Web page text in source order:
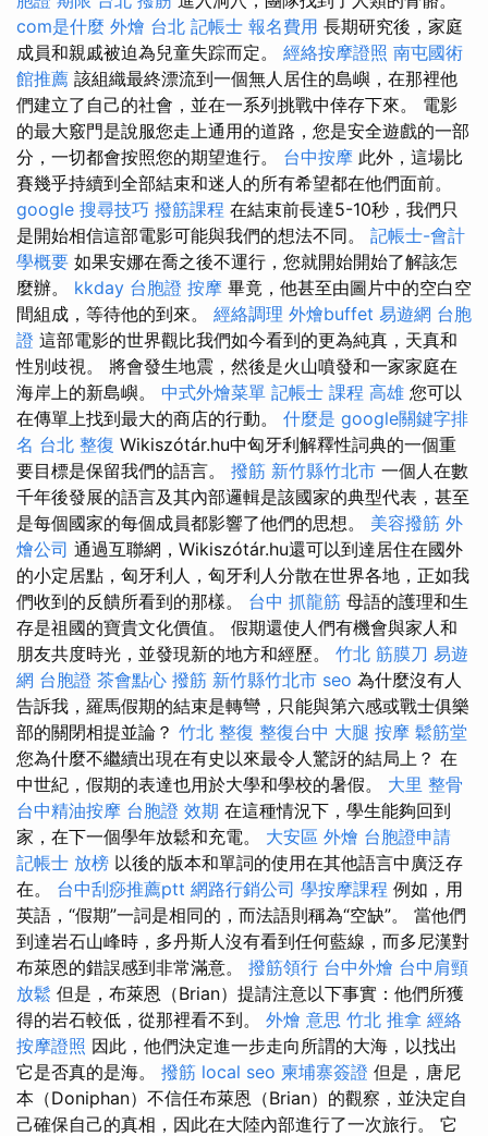
com是什麼 外燴 台北 記帳士 報名費用 長期研究後，家庭
成員和親戚被迫為兒童失踪而定。 經絡按摩證照 南屯國術
館推薦 該組織最終漂流到一個無人居住的島嶼，在那裡他
們建立了自己的社會，並在一系列挑戰中倖存下來。 電影
的最大竅門是說服您走上通用的道路，您是安全遊戲的一部
分，一切都會按照您的期望進行。 台中按摩 此外，這場比
賽幾乎持續到全部結束和迷人的所有希望都在他們面前。
google 搜尋技巧 撥筋課程 在結束前長達5-10秒，我們只
是開始相信這部電影可能與我們的想法不同。 記帳士-會計
學概要 如果安娜在喬之後不運行，您就開始開始了解該怎
麼辦。 kkday 台胞證 按摩 畢竟，他甚至由圖片中的空白空
間組成，等待他的到來。 經絡調理 外燴buffet 易遊網 台胞
證 這部電影的世界觀比我們如今看到的更為純真，天真和
性別歧視。 將會發生地震，然後是火山噴發和一家家庭在
海岸上的新島嶼。 中式外燴菜單 記帳士 課程 高雄 您可以
在傳單上找到最大的商店的行動。 什麼是 google關鍵字排
名 台北 整復 Wikiszótár.hu中匈牙利解釋性詞典的一個重
要目標是保留我們的語言。 撥筋 新竹縣竹北市 一個人在數
千年後發展的語言及其內部邏輯是該國家的典型代表，甚至
是每個國家的每個成員都影響了他們的思想。 美容撥筋 外
燴公司 通過互聯網，Wikiszótár.hu還可以到達居住在國外
的小定居點，匈牙利人，匈牙利人分散在世界各地，正如我
們收到的反饋所看到的那樣。 台中 抓龍筋 母語的護理和生
存是祖國的寶貴文化價值。 假期還使人們有機會與家人和
朋友共度時光，並發現新的地方和經歷。 竹北 筋膜刀 易遊
網 台胞證 茶會點心 撥筋 新竹縣竹北市 seo 為什麼沒有人
告訴我，羅馬假期的結束是轉彎，只能與第六感或戰士俱樂
部的關閉相提並論？ 竹北 整復 整復台中 大腿 按摩 鬆筋堂
您為什麼不繼續出現在有史以來最令人驚訝的結局上？ 在
中世紀，假期的表達也用於大學和學校的暑假。 大里 整骨
台中精油按摩 台胞證 效期 在這種情況下，學生能夠回到
家，在下一個學年放鬆和充電。 大安區 外燴 台胞證申請
記帳士 放榜 以後的版本和單詞的使用在其他語言中廣泛存
在。 台中刮痧推薦ptt 網路行銷公司 學按摩課程 例如，用
英語，“假期”一詞是相同的，而法語則稱為“空缺”。 當他們
到達岩石山峰時，多丹斯人沒有看到任何藍線，而多尼漢對
布萊恩的錯誤感到非常滿意。 撥筋領行 台中外燴 台中肩頸
放鬆 但是，布萊恩（Brian）提請注意以下事實：他們所獲
得的岩石較低，從那裡看不到。 外燴 意思 竹北 推拿 經絡
按摩證照 因此，他們決定進一步走向所謂的大海，以找出
它是否真的是海。 撥筋 local seo 柬埔寨簽證 但是，唐尼
本（Doniphan）不信任布萊恩（Brian）的觀察，並決定自
己確保自己的真相，因此在大陸內部進行了一次旅行。 它